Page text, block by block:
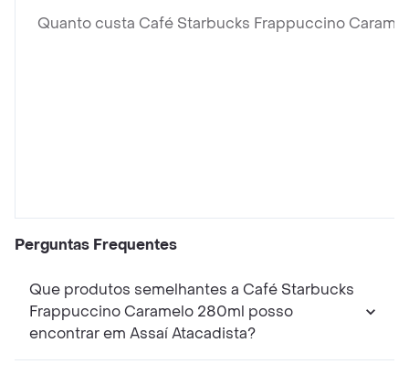
Quanto custa Café Starbucks Frappuccino
Perguntas Frequentes
Que produtos semelhantes a Café Starbucks
Frappuccino Caramelo 280ml posso
encontrar em Assaí Atacadista?